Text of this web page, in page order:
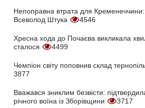
Непоправна втрата для Кременеччини:
Всеволод Штука
4546
Хресна хода до Почаєва викликала
сталося
4499
Чемпіон світу поповнив склад
3877
Вважався зниклим безвісти:
річного воїна із Зборівщини
3717